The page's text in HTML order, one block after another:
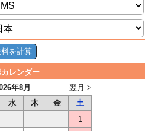
レンダー
年8月
翌月 >
水 木 金
土
1